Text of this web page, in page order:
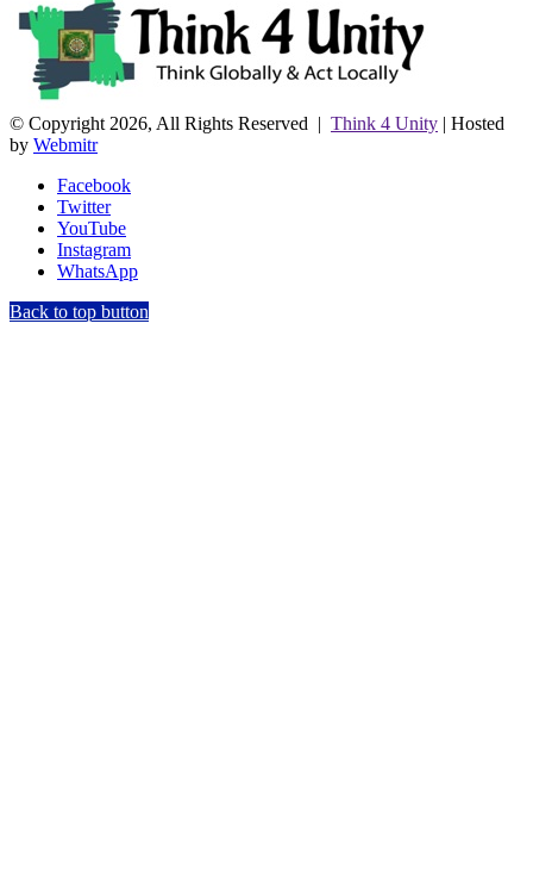
© Copyright 2026, All Rights Reserved | Think 4 Unity | Hosted
by Webmitr
Facebook
Twitter
YouTube
Instagram
WhatsApp
Back to top button